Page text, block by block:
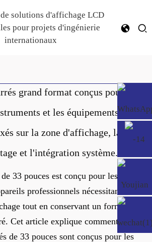
carrés de 33,2
grand format conçus pour les
et les équipements
sur la zone d'affichage, la
et l'intégration système.
33 pouces est conçu pour les
professionnels nécessitant une
tout en conservant un format
Cet article explique comment les
de 33 pouces sont conçus pour les